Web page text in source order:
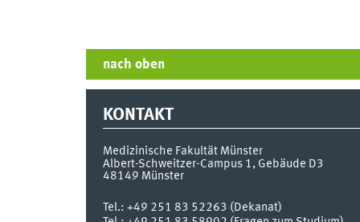
nach oben
KONTAKT
Medizinische Fakultät Münster
Albert-Schweitzer-Campus 1, Gebäude D3
48149 Münster
Tel.: +49 251 83 52263 (Dekanat)